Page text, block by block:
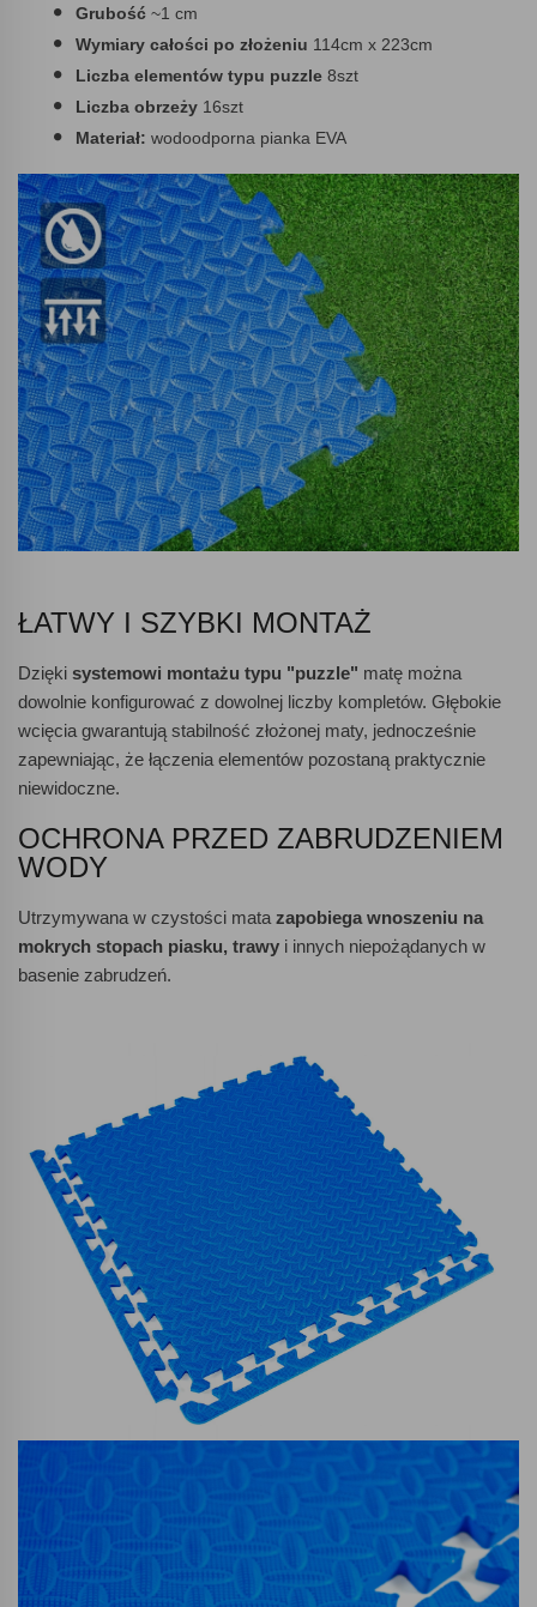
Grubość ~1 cm
Wymiary całości po złożeniu 114cm x 223cm
Liczba elementów typu puzzle 8szt
Liczba obrzeży 16szt
Materiał: wodoodporna pianka EVA
ŁATWY I SZYBKI MONTAŻ
Dzięki systemowi montażu typu "puzzle" matę można
dowolnie konfigurować z dowolnej liczby kompletów. Głębokie
wcięcia gwarantują stabilność złożonej maty, jednocześnie
zapewniając, że łączenia elementów pozostaną praktycznie
niewidoczne.
OCHRONA PRZED ZABRUDZENIEM
WODY
Utrzymywana w czystości mata zapobiega wnoszeniu na
mokrych stopach piasku, trawy i innych niepożądanych w
basenie zabrudzeń.